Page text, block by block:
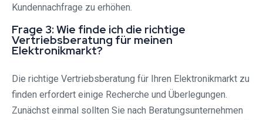
Kundennachfrage zu erhöhen.
Frage 3: Wie finde ich die richtige
Vertriebsberatung für meinen
Elektronikmarkt?
Die richtige Vertriebsberatung für Ihren Elektronikmarkt zu
finden erfordert einige Recherche und Überlegungen.
Zunächst einmal sollten Sie nach Beratungsunternehmen